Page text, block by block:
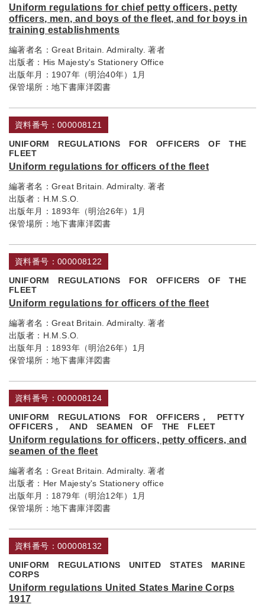
Uniform regulations for chief petty officers, petty
officers, men, and boys of the fleet, and for boys in
training establishments
編著者名： Great Britain. Admiralty. 著者
出版者： His Majesty's Stationery Office
出版年月： 1907年（明治40年）1月
保管場所： 地下書庫洋図書
資料番号：000008121
UNIFORM REGULATIONS FOR OFFICERS OF THE
FLEET
Uniform regulations for officers of the fleet
編著者名： Great Britain. Admiralty. 著者
出版者： H.M.S.O.
出版年月： 1893年（明治26年）1月
保管場所： 地下書庫洋図書
資料番号：000008122
UNIFORM REGULATIONS FOR OFFICERS OF THE
FLEET
Uniform regulations for officers of the fleet
編著者名： Great Britain. Admiralty. 著者
出版者： H.M.S.O.
出版年月： 1893年（明治26年）1月
保管場所： 地下書庫洋図書
資料番号：000008124
UNIFORM REGULATIONS FOR OFFICERS， PETTY
OFFICERS， AND SEAMEN OF THE FLEET
Uniform regulations for officers, petty officers, and
seamen of the fleet
編著者名： Great Britain. Admiralty. 著者
出版者： Her Majesty's Stationery office
出版年月： 1879年（明治12年）1月
保管場所： 地下書庫洋図書
資料番号：000008132
UNIFORM REGULATIONS UNITED STATES MARINE
CORPS
Uniform regulations United States Marine Corps
1917